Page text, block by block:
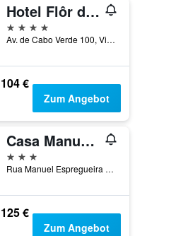
Hotel Flôr de Sal
4 Sterne
Av. de Cabo Verde 100, Viana do Castelo, Distrikt Viana do Castelo, Portugal
104 €
Zum Angebot
Casa Manuel Espregueira e Oliveira
3 Sterne
Rua Manuel Espregueira 190, Viana do Castelo, Distrikt Viana do Castelo, Portugal
125 €
Zum Angebot